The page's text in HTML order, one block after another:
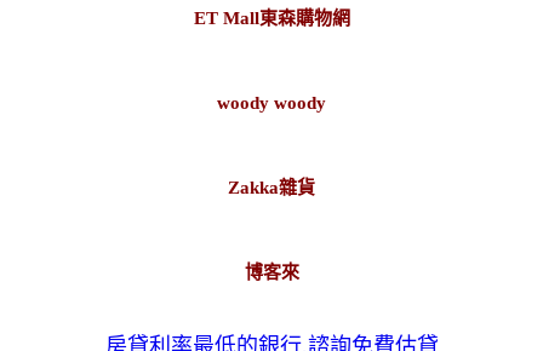
ET Mall東森購物網
woody woody
Zakka雜貨
博客來
房貸利率最低的銀行,諮詢免費估貸